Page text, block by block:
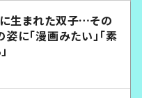
生まれた双子…その
に「漫画みたい」「素